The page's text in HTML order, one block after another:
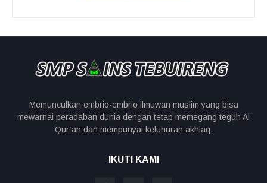
Memunculkan embrio-embrio ilmuwan muslim yang bisa
mewarnai peradaban dunia dengan tetap memegang teguh Al
Qur’an dan mempunyai keluhuran akhlaq.
IKUTI KAMI